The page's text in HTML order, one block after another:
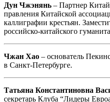
Дун Чжэнянь – Партнер
правления Китайской
каллиграфии крестьян.
российско-китайского
Чжан Хао – основатель
в Санкт-Петербурге.
Татьяна Константиновна
секретарь Клуба “Лидеры